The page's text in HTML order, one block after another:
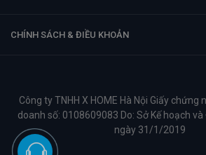
CHÍNH SÁCH & ĐIỀU KHOẢN
Công ty TNHH X HOME Hà Nội Giấy chứng
doanh số: 0108609083 Do: Sở Kế hoạch
ngày 31/1/2019